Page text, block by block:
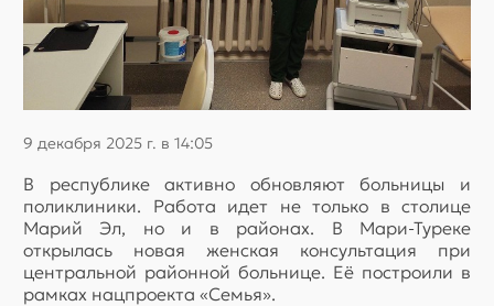
9 декабря 2025 г. в 14:05
В республике активно обновляют больницы и
поликлиники. Работа идет не только в столице
Марий Эл, но и в районах. В Мари-Туреке
открылась новая женская консультация при
центральной районной больнице. Её построили в
рамках нацпроекта «Семья».